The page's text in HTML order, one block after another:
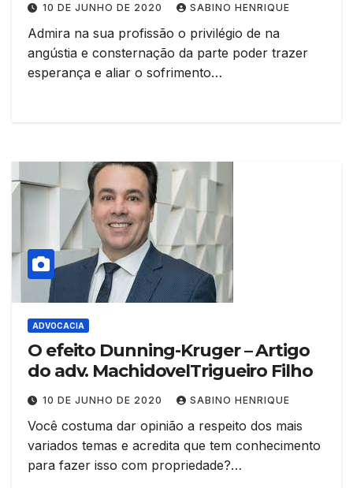
10 DE JUNHO DE 2020 SABINO HENRIQUE
Admira na sua profissão o privilégio de na
angústia e consternação da parte poder trazer
esperança e aliar o sofrimento…
ADVOCACIA
O efeito Dunning-Kruger – Artigo
do adv. MachidovelTrigueiro Filho
10 DE JUNHO DE 2020 SABINO HENRIQUE
Você costuma dar opinião a respeito dos mais
variados temas e acredita que tem conhecimento
para fazer isso com propriedade?…